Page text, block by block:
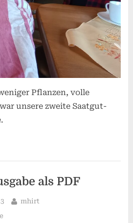
Pflanzen, volle
unsere zweite Saatgut-
als PDF
By
mhirt